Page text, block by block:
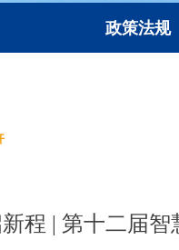
政策法规
程 | 第十二届